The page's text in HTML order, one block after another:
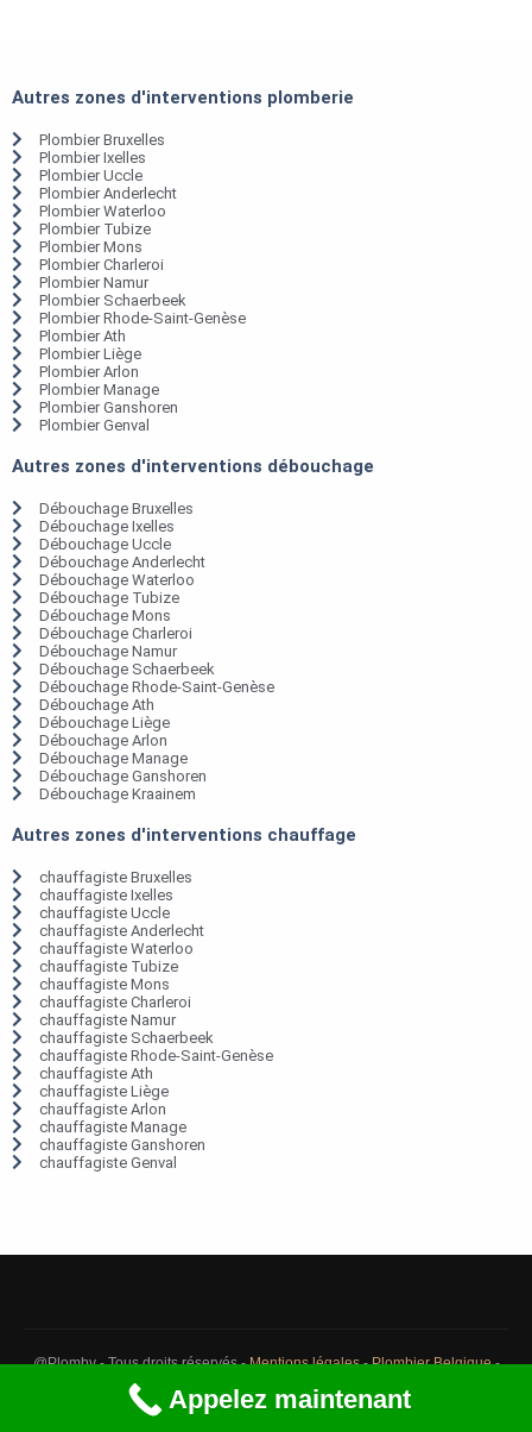
Autres zones d'interventions plomberie
Plombier Bruxelles
Plombier Ixelles
Plombier Uccle
Plombier Anderlecht
Plombier Waterloo
Plombier Tubize
Plombier Mons
Plombier Charleroi
Plombier Namur
Plombier Schaerbeek
Plombier Rhode-Saint-Genèse
Plombier Ath
Plombier Liège
Plombier Arlon
Plombier Manage
Plombier Ganshoren
Plombier Genval
Autres zones d'interventions débouchage
Débouchage Bruxelles
Débouchage Ixelles
Débouchage Uccle
Débouchage Anderlecht
Débouchage Waterloo
Débouchage Tubize
Débouchage Mons
Débouchage Charleroi
Débouchage Namur
Débouchage Schaerbeek
Débouchage Rhode-Saint-Genèse
Débouchage Ath
Débouchage Liège
Débouchage Arlon
Débouchage Manage
Débouchage Ganshoren
Débouchage Kraainem
Autres zones d'interventions chauffage
chauffagiste Bruxelles
chauffagiste Ixelles
chauffagiste Uccle
chauffagiste Anderlecht
chauffagiste Waterloo
chauffagiste Tubize
chauffagiste Mons
chauffagiste Charleroi
chauffagiste Namur
chauffagiste Schaerbeek
chauffagiste Rhode-Saint-Genèse
chauffagiste Ath
chauffagiste Liège
chauffagiste Arlon
chauffagiste Manage
chauffagiste Ganshoren
chauffagiste Genval
@Plomby - Tous droits réservés -Mentions légales-Plombier Belgique-
Débouchage Belgique
Appelez maintenant